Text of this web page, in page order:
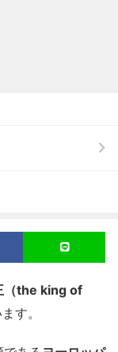
（the king of
す。